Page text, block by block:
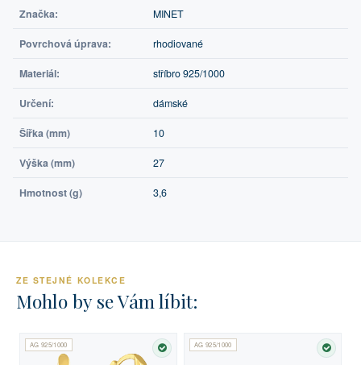
Značka: MINET
Povrchová úprava: rhodiované
Materiál: stříbro 925/1000
Určení: dámské
Šířka (mm) 10
Výška (mm) 27
Hmotnost (g) 3,6
ZE STEJNÉ KOLEKCE
Mohlo by se Vám líbit:
AG 925/1000
SKLADEM
AG 925/1000